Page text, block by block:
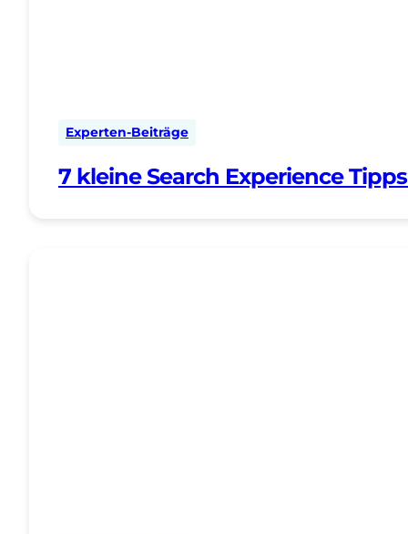
Experten-Beiträge
7 kleine Search Experience